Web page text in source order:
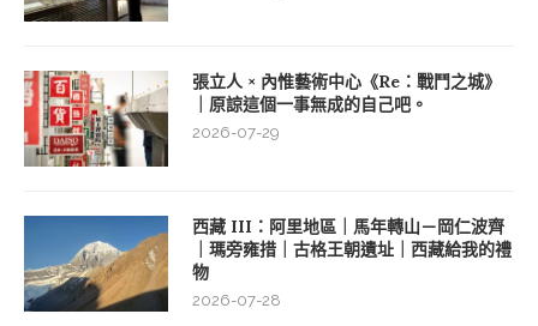
張立人 × 內惟藝術中心《Re：戰鬥之城》
｜原諒這個一事無成的自己吧。
2026-07-29
西藏 III：阿里地區｜馬年轉山－岡仁波齊
｜瑪旁雍措｜古格王朝遺址｜西藏給我的禮
物
2026-07-28